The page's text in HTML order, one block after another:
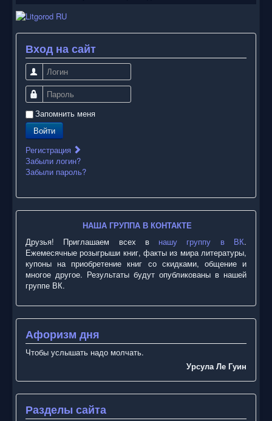
Вход на сайт
Логин
Пароль
Запомнить меня
Войти
Регистрация
Забыли логин?
Забыли пароль?
НАША ГРУППА В КОНТАКТЕ
Друзья! Приглашаем всех в нашу группу в ВК.
Ежемесячные розыгрыши книг, факты из мира литературы,
купоны на приобретение книг со скидками, общение и
многое другое. Результаты будут опубликованы в нашей
группе ВК.
Афоризм дня
Чтобы услышать надо молчать.
Урсула Ле Гуин
Разделы сайта